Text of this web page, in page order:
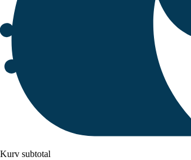
Kurv subtotal